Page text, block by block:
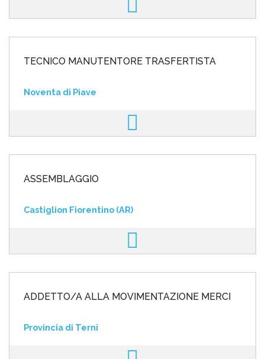
TECNICO MANUTENTORE TRASFERTISTA
Noventa di Piave
ASSEMBLAGGIO
Castiglion Fiorentino (AR)
ADDETTO/A ALLA MOVIMENTAZIONE MERCI
Provincia di Terni